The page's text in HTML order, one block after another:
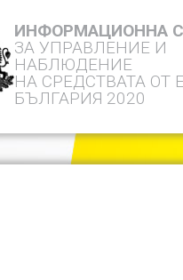
ИНФОРМАЦИОННА
ЗА УПРАВЛЕНИЕ И
НАБЛЮДЕНИЕ
НА СРЕДСТВАТА ОТ
БЪЛГАРИЯ 2020